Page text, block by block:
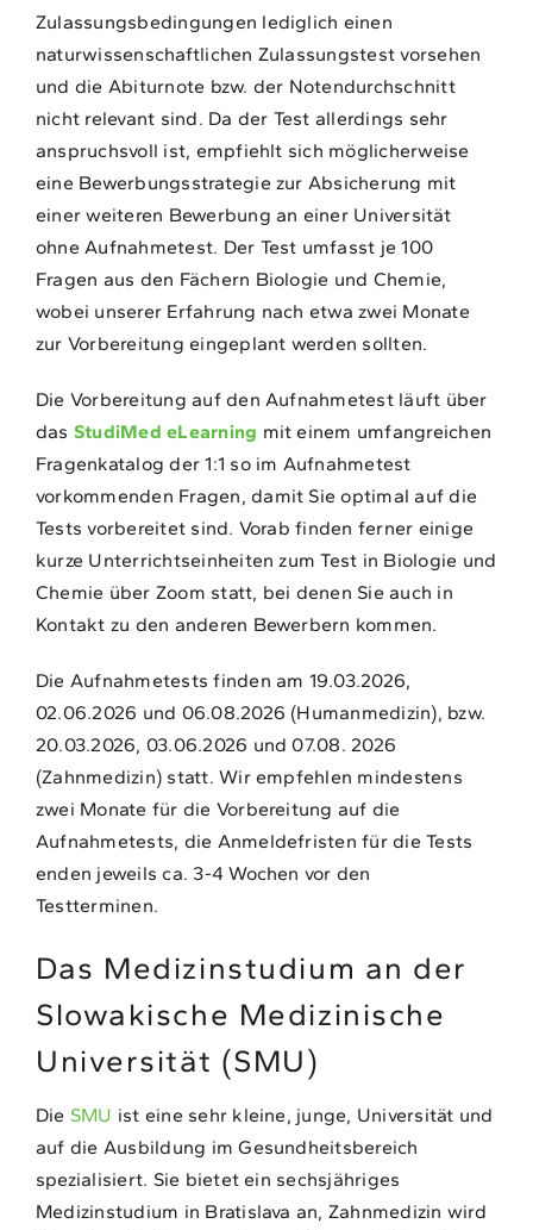
Zulassungsbedingungen lediglich einen
naturwissenschaftlichen Zulassungstest vorsehen
und die Abiturnote bzw. der Notendurchschnitt
nicht relevant sind. Da der Test allerdings sehr
anspruchsvoll ist, empfiehlt sich möglicherweise
eine Bewerbungsstrategie zur Absicherung mit
einer weiteren Bewerbung an einer Universität
ohne Aufnahmetest. Der Test umfasst je 100
Fragen aus den Fächern Biologie und Chemie,
wobei unserer Erfahrung nach etwa zwei Monate
zur Vorbereitung eingeplant werden sollten.
Die Vorbereitung auf den Aufnahmetest läuft über
das StudiMed eLearning mit einem umfangreichen
Fragenkatalog der 1:1 so im Aufnahmetest
vorkommenden Fragen, damit Sie optimal auf die
Tests vorbereitet sind. Vorab finden ferner einige
kurze Unterrichtseinheiten zum Test in Biologie und
Chemie über Zoom statt, bei denen Sie auch in
Kontakt zu den anderen Bewerbern kommen.
Die Aufnahmetests finden am 19.03.2026,
02.06.2026 und 06.08.2026 (Humanmedizin), bzw.
20.03.2026, 03.06.2026 und 07.08. 2026
(Zahnmedizin) statt. Wir empfehlen mindestens
zwei Monate für die Vorbereitung auf die
Aufnahmetests, die Anmeldefristen für die Tests
enden jeweils ca. 3-4 Wochen vor den
Testterminen.
Das Medizinstudium an der
Slowakische Medizinische
Universität (SMU)
Die SMU ist eine sehr kleine, junge, Universität und
auf die Ausbildung im Gesundheitsbereich
spezialisiert. Sie bietet ein sechsjähriges
Medizinstudium in Bratislava an, Zahnmedizin wird